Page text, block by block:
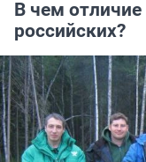
В чем
российских?